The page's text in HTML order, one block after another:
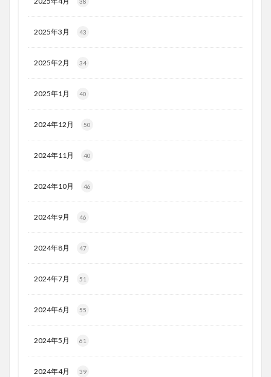
2025年3月 43
2025年2月 34
2025年1月 40
2024年12月 50
2024年11月 40
2024年10月 46
2024年9月 46
2024年8月 47
2024年7月 51
2024年6月 55
2024年5月 61
2024年4月 39